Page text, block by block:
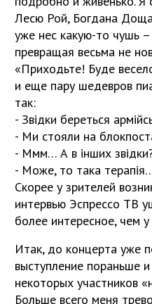
Лесю Рой, Богдана
уже нес какую-то чушь
превращая весьма не
«Приходьте! Буде
и еще пару шедевров
так:
- Звідки береться
- Ми стояли на
- Ммм… А в інших
- Може, то така
Скорее у зрителей
интервью Эспрессо ТВ
более интересное, чем у
Итак, до концерта уже
выступление пораньше
некоторых участников
Больше всего меня